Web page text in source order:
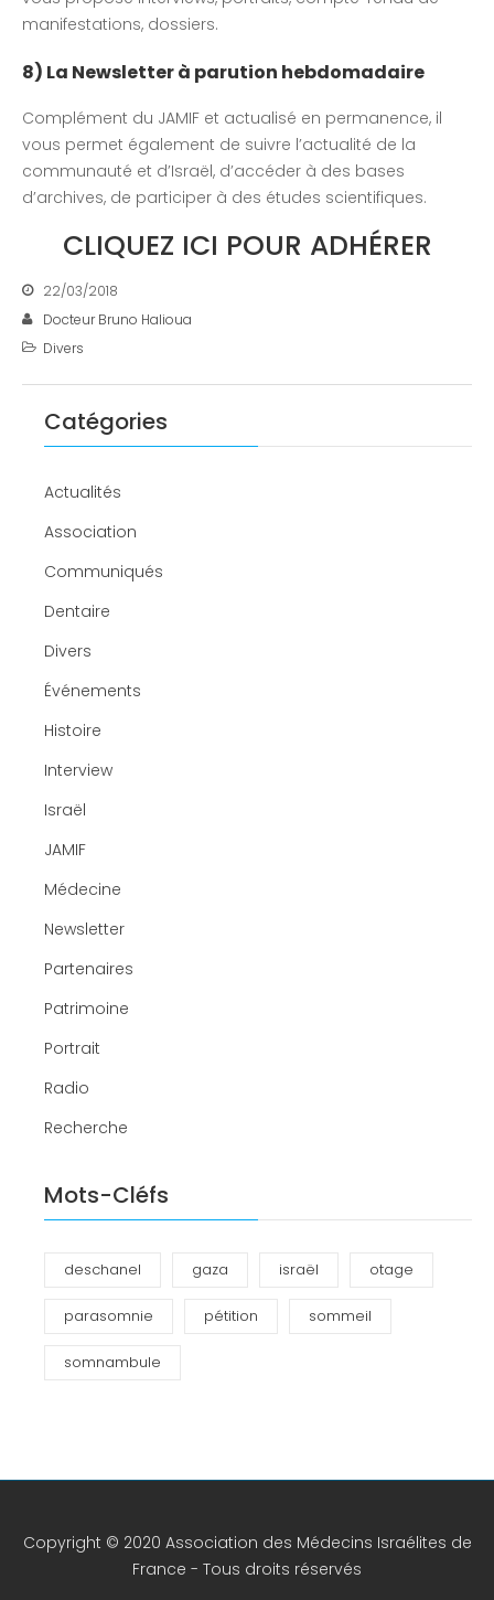
manifestations, dossiers.
8) La Newsletter à parution hebdomadaire
Complément du JAMIF et actualisé en permanence, il
vous permet également de suivre l’actualité de la
communauté et d’Israël, d’accéder à des bases
d’archives, de participer à des études scientifiques.
CLIQUEZ ICI POUR ADHÉRER
22/03/2018
Docteur Bruno Halioua
Divers
Catégories
Actualités
Association
Communiqués
Dentaire
Divers
Événements
Histoire
Interview
Israël
JAMIF
Médecine
Newsletter
Partenaires
Patrimoine
Portrait
Radio
Recherche
Mots-Cléfs
deschanel gaza israël otage
parasomnie pétition sommeil
somnambule
Copyright © 2020 Association des Médecins Israélites de
France - Tous droits réservés